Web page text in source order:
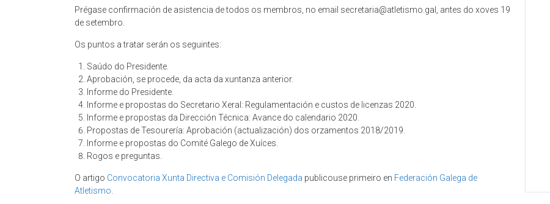
Prégase confirmación de asistencia de todos os membros, no email secretaria@atletismo.gal, antes do xoves 19
de setembro.
Os puntos a tratar serán os seguintes:
Saúdo do Presidente.
Aprobación, se procede, da acta da xuntanza anterior.
Informe do Presidente.
Informe e propostas do Secretario Xeral: Regulamentación e custos de licenzas 2020.
Informe e propostas da Dirección Técnica: Avance do calendario 2020.
Propostas de Tesourería: Aprobación (actualización) dos orzamentos 2018/2019.
Informe e propostas do Comité Galego de Xuíces.
Rogos e preguntas.
O artigo Convocatoria Xunta Directiva e Comisión Delegada publicouse primeiro en Federación Galega de
Atletismo